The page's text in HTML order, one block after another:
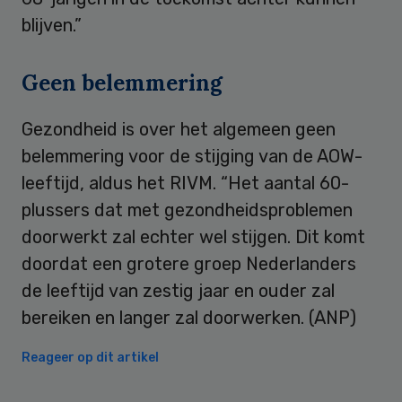
blijven.”
Geen belemmering
Gezondheid is over het algemeen geen
belemmering voor de stijging van de AOW-
leeftijd, aldus het RIVM. “Het aantal 60-
plussers dat met gezondheidsproblemen
doorwerkt zal echter wel stijgen. Dit komt
doordat een grotere groep Nederlanders
de leeftijd van zestig jaar en ouder zal
bereiken en langer zal doorwerken. (ANP)
Reageer op dit artikel